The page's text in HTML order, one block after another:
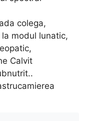
colega,
modul lunatic,
Calvit